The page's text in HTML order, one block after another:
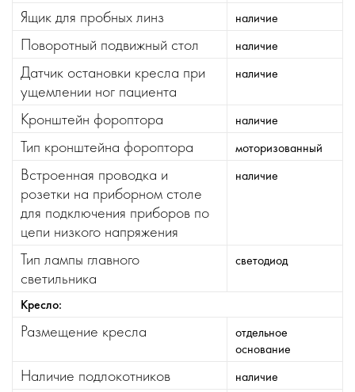
Ящик для пробных линз наличие
Поворотный подвижный стол наличие
Датчик остановки кресла при
ущемлении ног пациента
наличие
Кронштейн фороптора наличие
Тип кронштейна фороптора моторизованный
Встроенная проводка и
розетки на приборном столе
для подключения приборов по
цепи низкого напряжения
наличие
Тип лампы главного
светильника
светодиод
Кресло:
Размещение кресла
отдельное
основание
Наличие подлокотников наличие